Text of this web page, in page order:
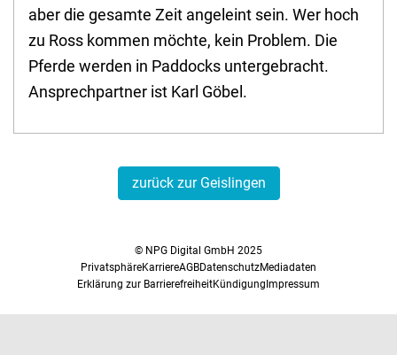
aber die gesamte Zeit angeleint sein. Wer hoch
zu Ross kommen möchte, kein Problem. Die
Pferde werden in Paddocks untergebracht.
Ansprechpartner ist Karl Göbel.
zurück zur Geislingen
© NPG Digital GmbH 2025
PrivatsphäreKarriereAGBDatenschutzMediadaten
Erklärung zur BarrierefreiheitKündigung Impressum